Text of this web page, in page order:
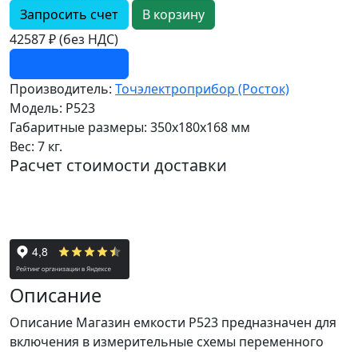
Запросить счет
42587 ₽ (без НДС)
Производитель: Точэлектроприбор (Росток)
Модель: Р523
Габаритные размеры: 350х180х168 мм
Вес: 7 кг.
Расчет стоимости доставки
Описание
Описание Магазин емкости Р523 предназначен для
включения в измерительные схемы переменного